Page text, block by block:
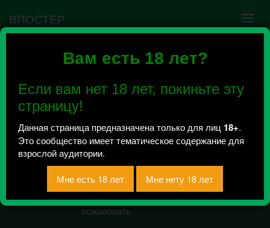
Вам есть 18 лет?
Если вам нет 18 лет, покиньте эту
страницу!
Данная страница предназначена только для лиц 18+.
Это сообщество имеет тематическое содержание для
взрослой аудитории.
ВПОСТЕР
Ошибка VK API #5
сообщества нужно авторизоваться на сервисе
повторно.
IPNK 18+
Всего 18, за сегодня 0 сообщений
отправлено / Рейтинг 0
нэко и ее развратные фф с exo, добро
пожаловать